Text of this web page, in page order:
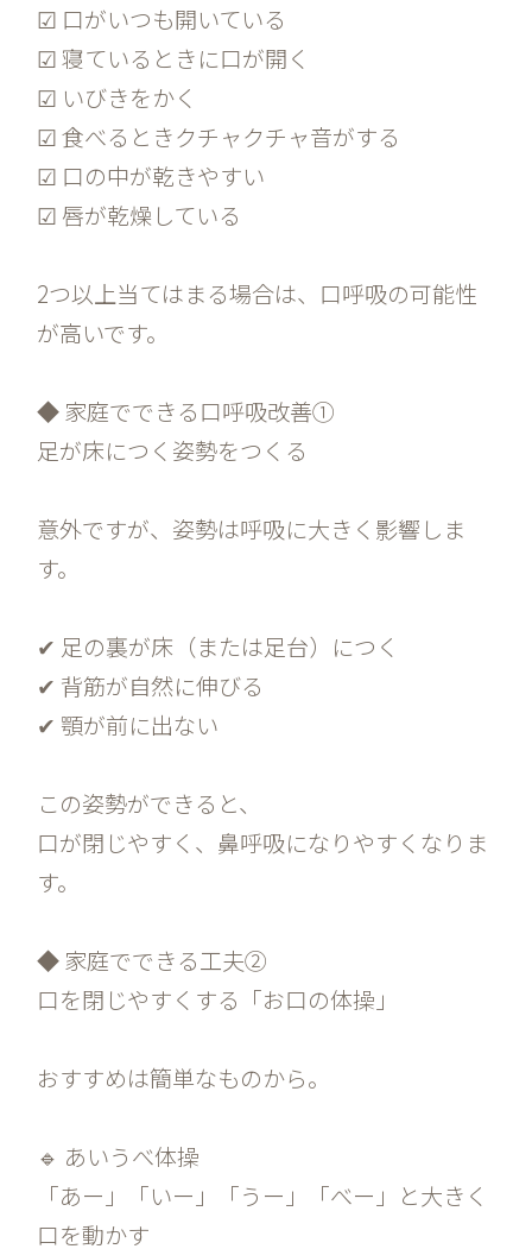
☑ 口がいつも開いている
☑ 寝ているときに口が開く
☑ いびきをかく
☑ 食べるときクチャクチャ音がする
☑ 口の中が乾きやすい
☑ 唇が乾燥している
2つ以上当てはまる場合は、口呼吸の可能性
が高いです。
◆ 家庭でできる口呼吸改善①
足が床につく姿勢をつくる
意外ですが、姿勢は呼吸に大きく影響しま
す。
✔ 足の裏が床（または足台）につく
✔ 背筋が自然に伸びる
✔ 顎が前に出ない
この姿勢ができると、
口が閉じやすく、鼻呼吸になりやすくなりま
す。
◆ 家庭でできる工夫②
口を閉じやすくする「お口の体操」
おすすめは簡単なものから。
🔹 あいうべ体操
「あー」「いー」「うー」「べー」と大きく
口を動かす